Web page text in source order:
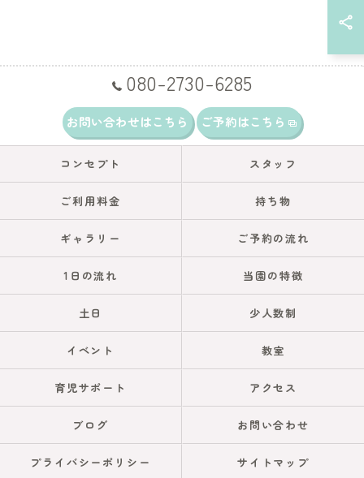
080-2730-6285
お問い合わせはこちら ご予約はこちら
コンセプト スタッフ
ご利用料金 持ち物
ギャラリー ご予約の流れ
1日の流れ 当園の特徴
土日 少人数制
イベント 教室
育児サポート アクセス
ブログ お問い合わせ
プライバシーポリシー サイトマップ